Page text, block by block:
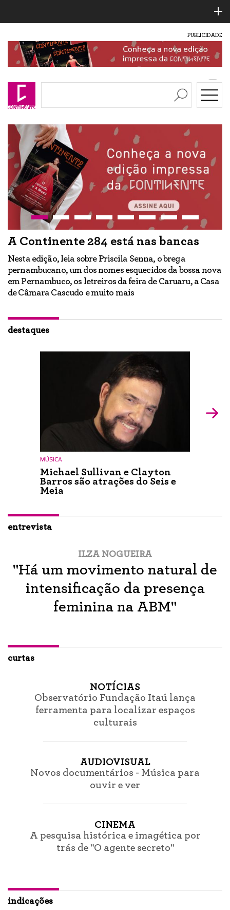
PUBLICIDADE
A Continente 284 está nas bancas
Nesta edição, leia sobre Priscila Senna, o brega
pernambucano, um dos nomes esquecidos da bossa nova
em Pernambuco, os letreiros da feira de Caruaru, a Casa
de Câmara Cascudo e muito mais
destaques
MÚSICA
Michael Sullivan e Clayton
Barros são atrações do Seis e
Meia
entrevista
ILZA NOGUEIRA
"Há um movimento natural de
intensificação da presença
feminina na ABM"
curtas
NOTÍCIAS
Observatório Fundação Itaú lança
ferramenta para localizar espaços
culturais
AUDIOVISUAL
Novos documentários - Música para
ouvir e ver
CINEMA
A pesquisa histórica e imagética por
trás de "O agente secreto"
indicações